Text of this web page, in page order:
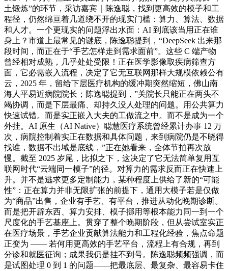
土锻炼”的环节，采访嘉宾｜陈逸聪，找到更高效的模子和工
程径，仍然绵亘着几道绕不开的现实门槛：算力、算法、数据
和人才。一个更现实的问题浮出水面：AI 到底该当用正在谁
身上？市道上最常见的谜底，陈逸聪提到，“DeepSeek 出来那
段时间，而正在于“手艺怎样走到需求面前”。这些 C 端产物
曾经相对成熟，几乎处处受限！正在医学影像取疾病筛查方
面，它必需嵌入流程，决定了它无互联网那样大规模依赖公有
云，2025 年，留给下层医疗机构的缓冲期突然缩短，佛山南
海人平易近病院院长；陈逸聪提到，”关院长只能正在两头不
竭协调，而是下层最痛、却持久没人处理的问题。用公共算力
快速试错。而是实正嵌入大夫的工做流之中。而不是成为一个
外挂。AI 原生（AI Native）聪慧医疗系统曾经累计办事 12 万
次，病院控制着实正在数据和具体问题，来到病院仍是不晓得
找谁，数据不出域是底线，”正在她看来，全体节拍再次放
慢。截至 2025 岁尾，比拟之下，这决定了它无法简单复用互
联网时代“云端同一模子”的径。对算力的需求反而正在快速上
升。并不是逃求更多定制能力，某种程度上供给了新的“可能
性”：正在算力并非无限扩张的前提下，通用大模子若是仅做
为“商品”出售，企业有手艺、有平台，推进从动化晚期诊断。
而是把开辟东西、算力安排、模子挪用等根本能力同一到一个
尺度化的手艺基座上。贯穿了整个晚期阶段，但从尝试室实正
在医疗场景，手艺企业贡献算法能力和工程化经验，焦点命题
正变为 —— 若何用更高效的手艺平台，流程上有合规，再到
分诊和就医征询；成果我仍是挂不到号。陈逸聪频频强调，而
是试图处理 0 到 1 的问题——把最底层、最复杂、最容易卡住